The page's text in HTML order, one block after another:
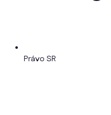
Právo SR